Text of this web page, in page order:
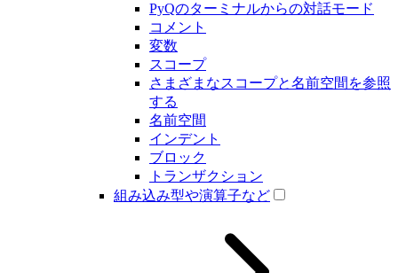
PyQのターミナルからの対話モード
コメント
変数
スコープ
さまざまなスコープと名前空間を参照
する
名前空間
インデント
ブロック
トランザクション
組み込み型や演算子など